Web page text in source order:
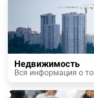
Недвижимость
Вся информация о